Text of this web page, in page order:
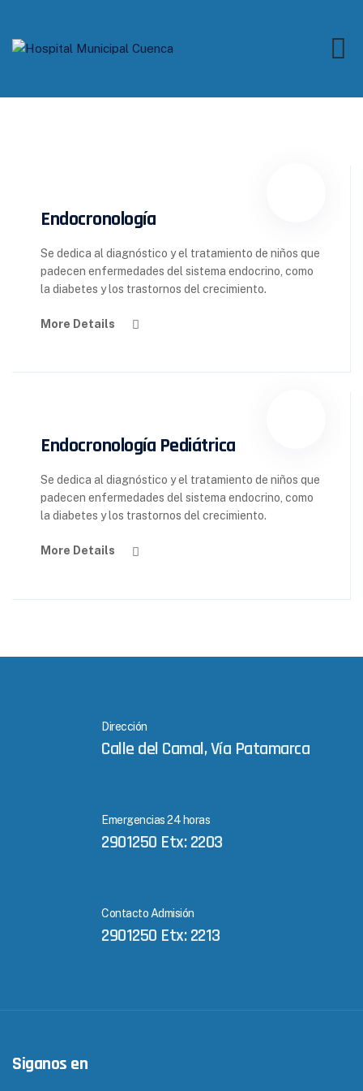
content
Endocronología
Se dedica al diagnóstico y el tratamiento de niños que
padecen enfermedades del sistema endocrino, como
la diabetes y los trastornos del crecimiento.
More Details
Endocronología Pediátrica
Se dedica al diagnóstico y el tratamiento de niños que
padecen enfermedades del sistema endocrino, como
la diabetes y los trastornos del crecimiento.
More Details
Dirección
Calle del Camal, Vía Patamarca
Emergencias 24 horas
2901250 Etx: 2203
Contacto Admisión
2901250 Etx: 2213
Siganos en